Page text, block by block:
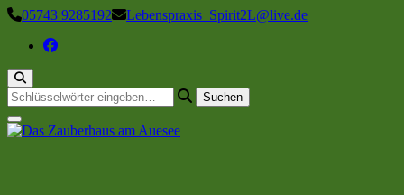
Zum
springen
05743 9285192 Lebenspraxis_Spirit2L@live.de
Suchst
du
nach